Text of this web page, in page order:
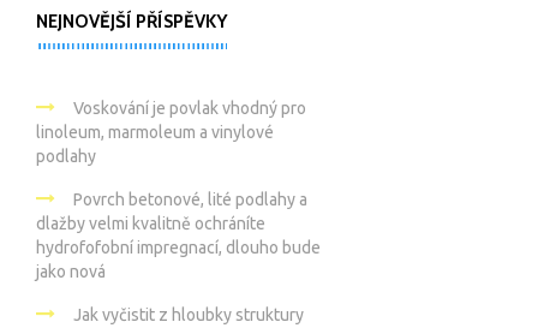
NEJNOVĚJŠÍ PŘÍSPĚVKY
Voskování je povlak vhodný pro
linoleum, marmoleum a vinylové
podlahy
Povrch betonové, lité podlahy a
dlažby velmi kvalitně ochráníte
hydrofofobní impregnací, dlouho bude
jako nová
Jak vyčistit z hloubky struktury